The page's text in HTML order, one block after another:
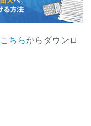
こちらからダウンロ